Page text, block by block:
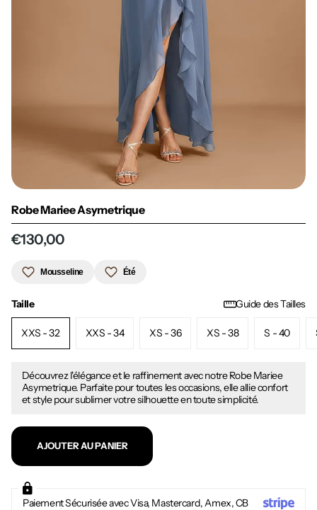
Robe Mariee Asymetrique
€130,00
Mousseline Été
Taille Guide des Tailles
XXS - 32 XXS - 34 XS - 36 XS - 38 S - 40
Découvrez l'élégance et le raffinement avec notre Robe Mariee
Asymetrique. Parfaite pour toutes les occasions, elle allie confort
et style pour sublimer votre silhouette en toute simplicité.
AJOUTER AU PANIER
Paiement Sécurisée avec Visa, Mastercard, Amex, CB